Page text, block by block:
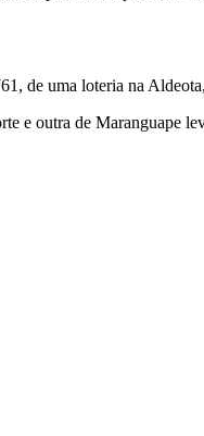
de uma loteria na
e outra de Maranguape